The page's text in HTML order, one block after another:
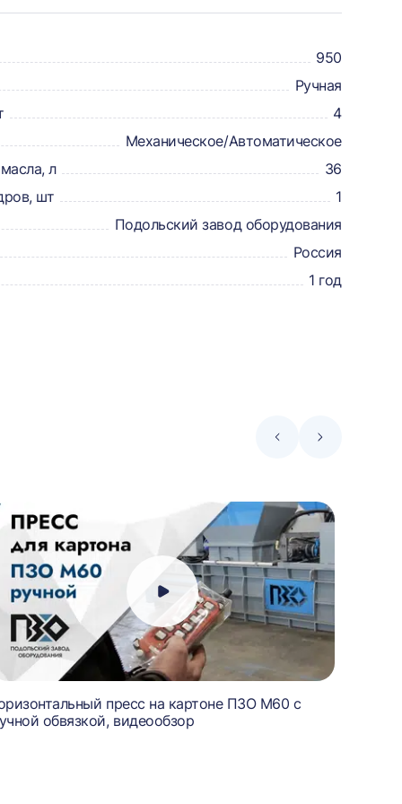
950
Ручная
4
Механическое/Автоматическое
л
36
шт
1
Подольский завод оборудования
Россия
1 год
СтрелкаСтрелка
пресс на картоне ПЗО М60 с
обвязкой, видеообзор